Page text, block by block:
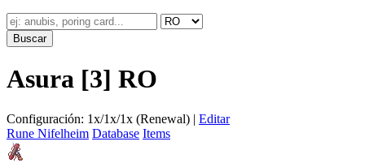
Asura [3] RO
Configuración: 1x/1x/1x (Renewal) | Editar
Rune Nifelheim Database Items